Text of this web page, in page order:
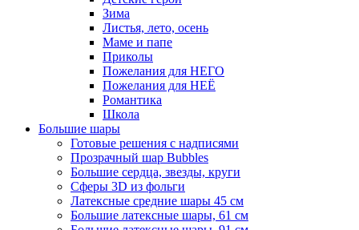
Зима
Листья, лето, осень
Маме и папе
Приколы
Пожелания для НЕГО
Пожелания для НЕЁ
Романтика
Школа
Большие шары
Готовые решения с надписями
Прозрачный шар Bubbles
Большие сердца, звезды, круги
Сферы 3D из фольги
Латексные средние шары 45 см
Большие латексные шары, 61 см